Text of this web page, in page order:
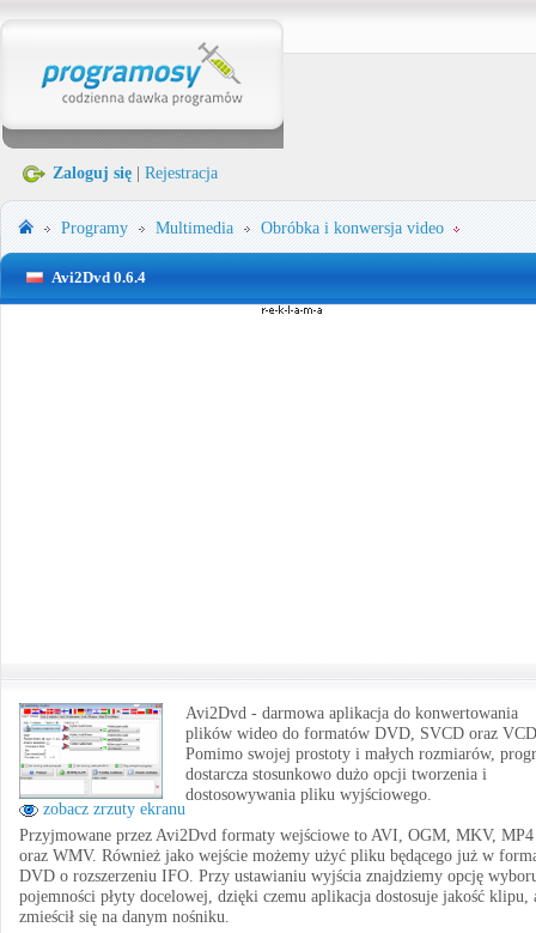
Zaloguj się Rejestracja
Programy Multimedia Obróbka i konwersja video
Avi2Dvd 0.6.4
zobacz zrzuty ekranu
Avi2Dvd - darmowa aplikacja do konwertowania
plików wideo do formatów DVD, SVCD oraz
Pomimo swojej prostoty i małych rozmiarów,
dostarcza stosunkowo dużo opcji tworzenia i
dostosowywania pliku wyjściowego.
Przyjmowane przez Avi2Dvd formaty wejściowe to AVI, OGM, MKV, MP4
oraz WMV. Również jako wejście możemy użyć pliku będącego już w
DVD o rozszerzeniu IFO. Przy ustawianiu wyjścia znajdziemy opcję
pojemności płyty docelowej, dzięki czemu aplikacja dostosuje jakość klipu,
zmieścił się na danym nośniku.